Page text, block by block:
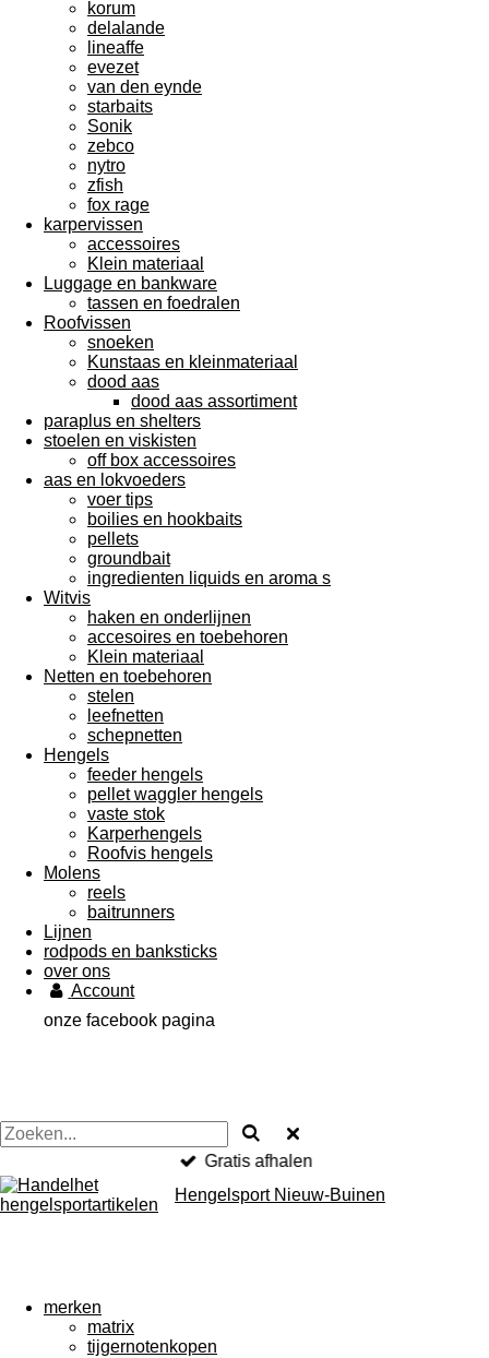
korum
delalande
lineaffe
evezet
van den eynde
starbaits
Sonik
zebco
nytro
zfish
fox rage
karpervissen
accessoires
Klein materiaal
Luggage en bankware
tassen en foedralen
Roofvissen
snoeken
Kunstaas en kleinmateriaal
dood aas
dood aas assortiment
paraplus en shelters
stoelen en viskisten
off box accessoires
aas en lokvoeders
voer tips
boilies en hookbaits
pellets
groundbait
ingredienten liquids en aroma s
Witvis
haken en onderlijnen
accesoires en toebehoren
Klein materiaal
Netten en toebehoren
stelen
leefnetten
schepnetten
Hengels
feeder hengels
pellet waggler hengels
vaste stok
Karperhengels
Roofvis hengels
Molens
reels
baitrunners
Lijnen
rodpods en banksticks
over ons
Account
onze facebook pagina
Gratis afhalen
Hengelsport Nieuw-Buinen
merken
matrix
tijgernotenkopen